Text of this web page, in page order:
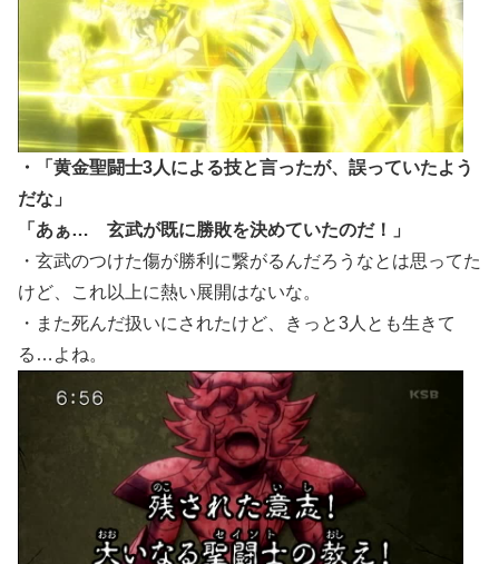
・「黄金聖闘士3人による技と言ったが、誤っていたよう
だな」
「あぁ… 玄武が既に勝敗を決めていたのだ！」
・玄武のつけた傷が勝利に繋がるんだろうなとは思ってた
けど、これ以上に熱い展開はないな。
・また死んだ扱いにされたけど、きっと3人とも生きて
る…よね。